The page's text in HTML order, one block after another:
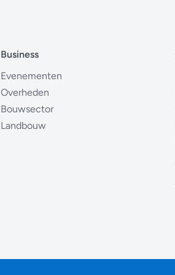
Business
Evenementen
Overheden
Bouwsector
Landbouw